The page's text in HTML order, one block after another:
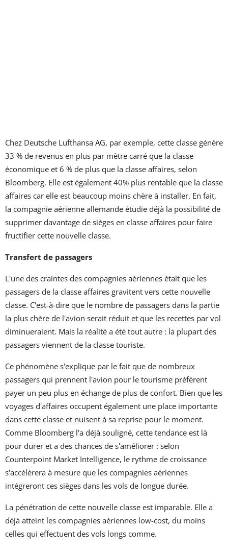
Chez Deutsche Lufthansa AG, par exemple, cette classe génère
33 % de revenus en plus par mètre carré que la classe
économique et 6 % de plus que la classe affaires, selon
Bloomberg. Elle est également 40% plus rentable que la classe
affaires car elle est beaucoup moins chère à installer. En fait,
la compagnie aérienne allemande étudie déjà la possibilité de
supprimer davantage de sièges en classe affaires pour faire
fructifier cette nouvelle classe.
Transfert de passagers
L'une des craintes des compagnies aériennes était que les
passagers de la classe affaires gravitent vers cette nouvelle
classe. C'est-à-dire que le nombre de passagers dans la partie
la plus chère de l'avion serait réduit et que les recettes par vol
diminueraient. Mais la réalité a été tout autre : la plupart des
passagers viennent de la classe touriste.
Ce phénomène s'explique par le fait que de nombreux
passagers qui prennent l'avion pour le tourisme préfèrent
payer un peu plus en échange de plus de confort. Bien que les
voyages d'affaires occupent également une place importante
dans cette classe et nuisent à sa reprise pour le moment.
Comme Bloomberg l'a déjà souligné, cette tendance est là
pour durer et a des chances de s'améliorer : selon
Counterpoint Market Intelligence, le rythme de croissance
s'accélérera à mesure que les compagnies aériennes
intégreront ces sièges dans les vols de longue durée.
La pénétration de cette nouvelle classe est imparable. Elle a
déjà atteint les compagnies aériennes low-cost, du moins
celles qui effectuent des vols longs comme.